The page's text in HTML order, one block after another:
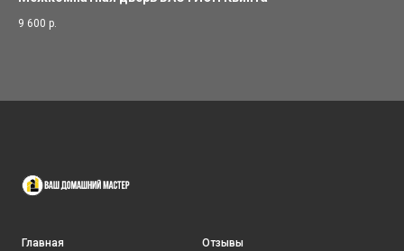
9 600 р.
Главная Отзывы